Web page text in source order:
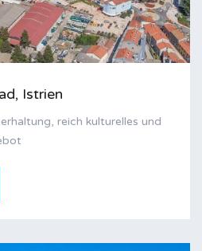
Istrien
reich kulturelles und